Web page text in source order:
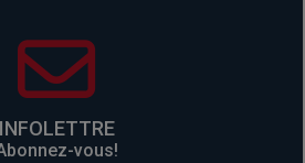
INFOLETTRE
vous!